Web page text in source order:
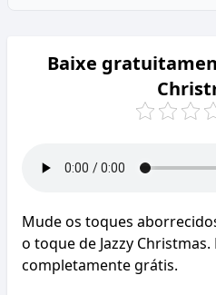
Baixe
Mude os toques
o toque de Jazzy
completamente grátis.